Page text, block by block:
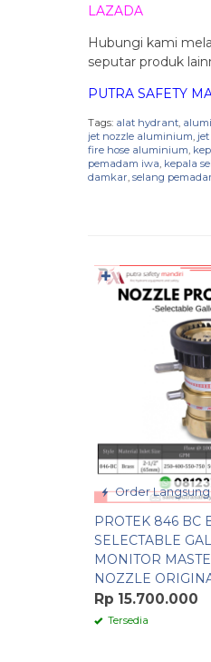
LAZADA
Hubungi kami
seputar produk
PUTRA SAFETY
Tags: alat hydrant,
jet nozzle aluminium,
fire hose aluminium,
pemadam iwa, kepala
damkar, selang
Order Langsung
PROTEK 846 BC
SELECTABLE
MONITOR
NOZZLE
Rp 15.700.000
Tersedia
✚